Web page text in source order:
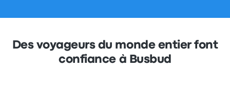
Des voyageurs du monde entier font
confiance à Busbud